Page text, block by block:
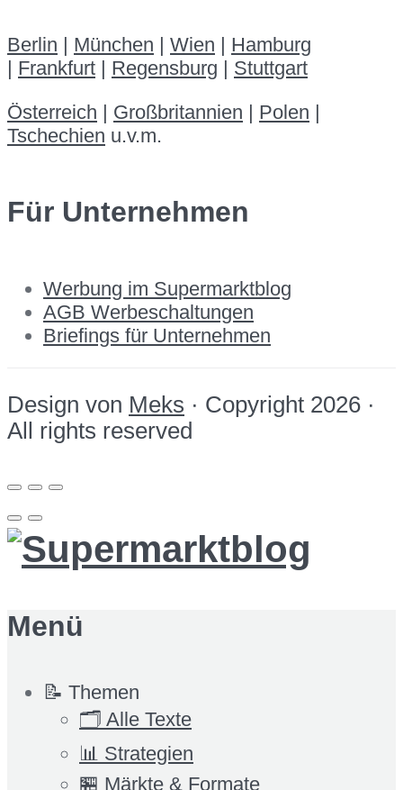
Berlin München Wien
Hamburg
Frankfurt Regensburg
Stuttgart
Österreich | Großbritannien | Polen |
Tschechien u.v.m.
Für Unternehmen
Werbung im Supermarktblog
AGB Werbeschaltungen
Briefings für Unternehmen
Design von Meks · Copyright 2026 ·
All rights reserved
Menü
📝 Themen
🗂️ Alle Texte
📊 Strategien
🏪 Märkte & Formate